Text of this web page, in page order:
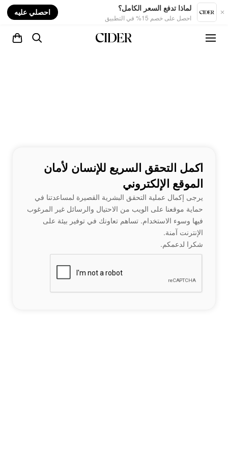
لماذا تدفع السعر الكامل؟
احصل على خصم 15% في التطبيق
احصلي عليه
اكمل التحقق السريع للإنسان لأمان
الموقع الإلكتروني
يرجى إكمال عملية التحقق البشرية القصيرة لمساعدتنا في
حماية موقعنا على الويب من الاحتيال والرسائل غير المرغوب
فيها وسوء الاستخدام. تساهم تعاونك في توفير بيئة على
الإنترنت آمنة.
شكرا لدعمكم.